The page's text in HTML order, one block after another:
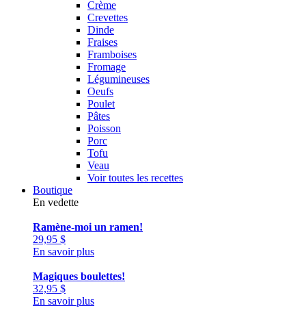
Crème
Crevettes
Dinde
Fraises
Framboises
Fromage
Légumineuses
Oeufs
Poulet
Pâtes
Poisson
Porc
Tofu
Veau
Voir toutes les recettes
Boutique
En vedette
Ramène-moi un ramen!
29,95 $
En savoir plus
Magiques boulettes!
32,95 $
En savoir plus